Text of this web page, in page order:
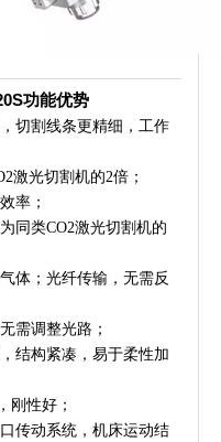
功能优势
切割线条更精细，工作
激光切割机的2倍；
率；
同类CO2激光切割机的
体；光纤传输，无需反
需调整光路；
结构紧凑，易于柔性加
刚性好；
传动系统，机床运动结